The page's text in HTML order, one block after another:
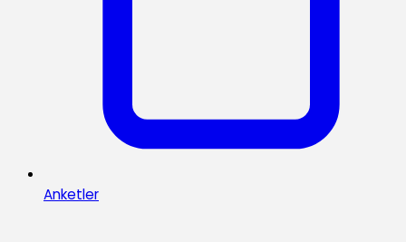
Anketler